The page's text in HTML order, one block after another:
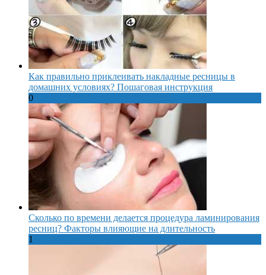
Как правильно приклеивать накладные ресницы в
домашних условиях? Пошаговая инструкция
0
Сколько по времени делается процедура ламинирования
ресниц? Факторы влияющие на длительность
1